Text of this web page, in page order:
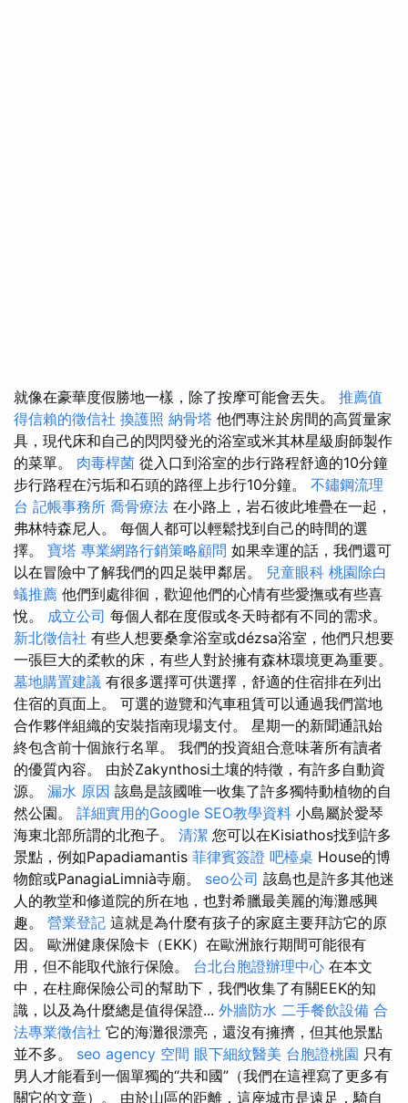
就像在豪華度假勝地一樣，除了按摩可能會丟失。 推薦值
得信賴的徵信社 換護照 納骨塔 他們專注於房間的高質量家
具，現代床和自己的閃閃發光的浴室或米其林星級廚師製作
的菜單。 肉毒桿菌 從入口到浴室的步行路程舒適的10分鐘
步行路程在污垢和石頭的路徑上步行10分鐘。 不鏽鋼流理
台 記帳事務所 喬骨療法 在小路上，岩石彼此堆疊在一起，
弗林特森尼人。 每個人都可以輕鬆找到自己的時間的選
擇。 寶塔 專業網路行銷策略顧問 如果幸運的話，我們還可
以在冒險中了解我們的四足裝甲鄰居。 兒童眼科 桃園除白
蟻推薦 他們到處徘徊，歡迎他們的心情有些愛撫或有些喜
悅。 成立公司 每個人都在度假或冬天時都有不同的需求。
新北徵信社 有些人想要桑拿浴室或dézsa浴室，他們只想要
一張巨大的柔軟的床，有些人對於擁有森林環境更為重要。
墓地購置建議 有很多選擇可供選擇，舒適的住宿排在列出
住宿的頁面上。 可選的遊覽和汽車租賃可以通過我們當地
合作夥伴組織的安裝指南現場支付。 星期一的新聞通訊始
終包含前十個旅行名單。 我們的投資組合意味著所有讀者
的優質內容。 由於Zakynthosi土壤的特徵，有許多自動資
源。 漏水 原因 該島是該國唯一收集了許多獨特動植物的自
然公園。 詳細實用的Google SEO教學資料 小島屬於愛琴
海東北部所謂的北孢子。 清潔 您可以在Kisiathos找到許多
景點，例如Papadiamantis 菲律賓簽證 吧檯桌 House的博
物館或PanagiaLimnià寺廟。 seo公司 該島也是許多其他迷
人的教堂和修道院的所在地，也對希臘最美麗的海灘感興
趣。 營業登記 這就是為什麼有孩子的家庭主要拜訪它的原
因。 歐洲健康保險卡（EKK）在歐洲旅行期間可能很有
用，但不能取代旅行保險。 台北台胞證辦理中心 在本文
中，在柱廊保險公司的幫助下，我們收集了有關EEK的知
識，以及為什麼總是值得保證... 外牆防水 二手餐飲設備 合
法專業徵信社 它的海灘很漂亮，還沒有擁擠，但其他景點
並不多。 seo agency 空間 眼下細紋醫美 台胞證桃園 只有
男人才能看到一個單獨的“共和國”（我們在這裡寫了更多有
關它的文章）。 由於山區的距離，這座城市是遠足，騎自